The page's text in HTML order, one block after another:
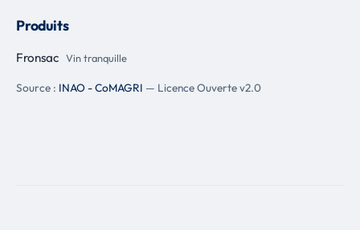
Produits
Fronsac Vin tranquille
Source : INAO - CoMAGRI — Licence Ouverte v2.0